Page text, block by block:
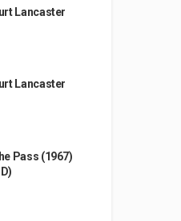
Lancaster
Lancaster
Pass (1967)